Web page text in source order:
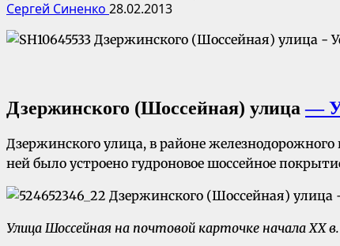
Сергей Синенко 28.02.2013
Дзержинского (Шоссейная) улица—
Дзержинского улица, в районе
ней было устроено гудроновое шоссейное
Улица Шоссейная на почтовой карточке началаXXв.